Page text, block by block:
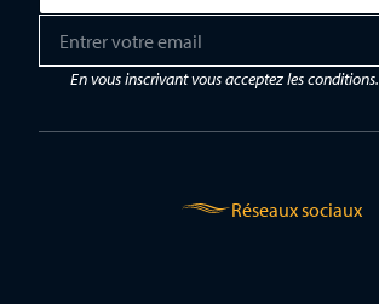
a
*
En vous inscrivant vous acceptez les conditions.
Réseaux sociaux